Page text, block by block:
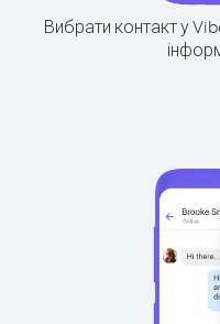
Вибрати контакт у